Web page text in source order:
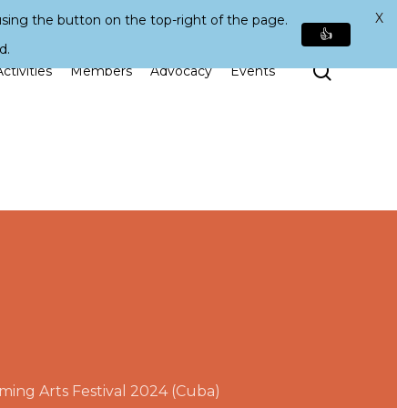
Members Advocacy Events Search
Arts Festival 2024 (Cuba)
the button on the top-right of the page.
👍
X